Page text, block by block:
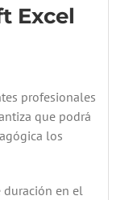
Excel
profesionales
que podrá
los
en el